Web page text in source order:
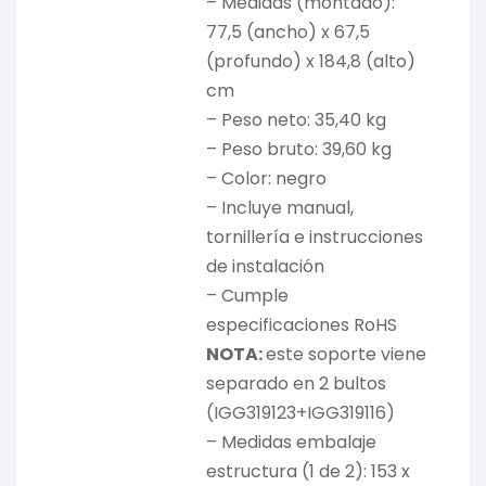
77,5 (ancho) x 67,5
(profundo) x 184,8 (alto)
cm
– Peso neto: 35,40 kg
– Peso bruto: 39,60 kg
– Color: negro
– Incluye manual,
tornillería e instrucciones
de instalación
– Cumple
especificaciones RoHS
NOTA:este soporte viene
separado en 2 bultos
(IGG319123+IGG319116)
– Medidas embalaje
estructura (1 de 2): 153 x